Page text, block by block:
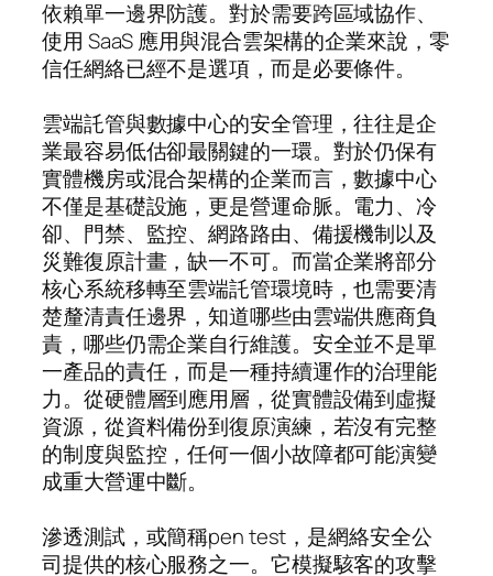
依賴單一邊界防護。對於需要跨區域協作、
使用 SaaS 應用與混合雲架構的企業來說，零
信任網絡已經不是選項，而是必要條件。
雲端託管與數據中心的安全管理，往往是企
業最容易低估卻最關鍵的一環。對於仍保有
實體機房或混合架構的企業而言，數據中心
不僅是基礎設施，更是營運命脈。電力、冷
卻、門禁、監控、網路路由、備援機制以及
災難復原計畫，缺一不可。而當企業將部分
核心系統移轉至雲端託管環境時，也需要清
楚釐清責任邊界，知道哪些由雲端供應商負
責，哪些仍需企業自行維護。安全並不是單
一產品的責任，而是一種持續運作的治理能
力。從硬體層到應用層，從實體設備到虛擬
資源，從資料備份到復原演練，若沒有完整
的制度與監控，任何一個小故障都可能演變
成重大營運中斷。
滲透測試，或簡稱pen test，是網絡安全公
司提供的核心服務之一。它模擬駭客的攻擊